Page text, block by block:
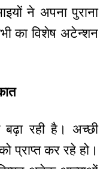
ने अपना पुराना
का विशेष अटेन्शन
रही है। अच्छी
प्राप्त कर रहे हो।